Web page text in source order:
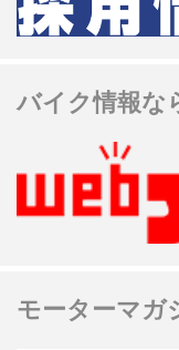
バイク情報な
モーターマガ